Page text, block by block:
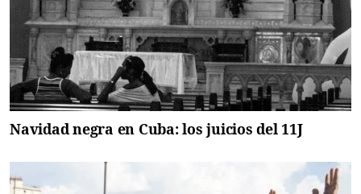
Navidad negra en Cuba: los juicios del 11J